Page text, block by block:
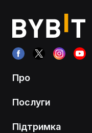
Про
Послуги
Підтримка